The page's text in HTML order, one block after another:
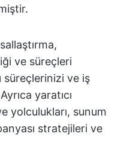
ve süreçleri
süreçlerinizi ve iş
yaratıcı
yolculukları, sunum
stratejileri ve